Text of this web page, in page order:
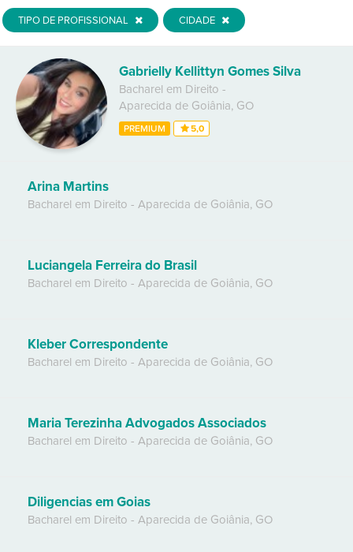
TIPO DE PROFISSIONAL CIDADE
Gabrielly Kellittyn Gomes Silva
Bacharel em Direito -
Aparecida de Goiânia, GO
PREMIUM 5,0
Arina Martins
Bacharel em Direito - Aparecida de Goiânia, GO
Luciangela Ferreira do Brasil
Bacharel em Direito - Aparecida de Goiânia, GO
Kleber Correspondente
Bacharel em Direito - Aparecida de Goiânia, GO
Maria Terezinha Advogados Associados
Bacharel em Direito - Aparecida de Goiânia, GO
Diligencias em Goias
Bacharel em Direito - Aparecida de Goiânia, GO